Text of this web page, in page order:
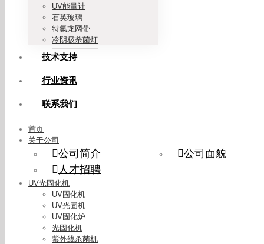
UV能量计
石英玻璃
特氟龙网带
冷阴极杀菌灯
技术支持
行业资讯
联系我们
首页
关于公司
公司简介
公司面貌
人才招聘
UV光固化机
UV固化机
UV光固机
UV固化炉
光固化机
紫外线杀菌机